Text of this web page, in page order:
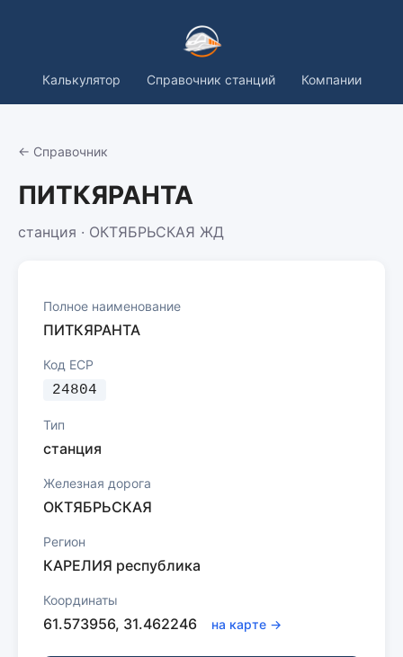
Калькулятор Справочник станций Компании
← Справочник
ПИТКЯРАНТА
станция · ОКТЯБРЬСКАЯ ЖД
Полное наименование
ПИТКЯРАНТА
Код ЕСР
24804
Тип
станция
Железная дорога
ОКТЯБРЬСКАЯ
Регион
КАРЕЛИЯ республика
Координаты
61.573956, 31.462246 на карте →